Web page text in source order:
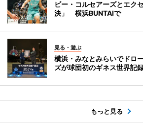
ビー・コルセアーズとエク
決」 横浜BUNTAIで
見る・遊ぶ
横浜・みなとみらいでドロ
ズが球団初のギネス世界記
もっと見る